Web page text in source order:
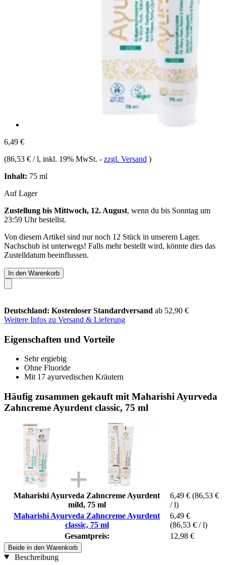
6,49 €
(86,53 € / l, inkl. 19% MwSt. - zzgl. Versand )
Inhalt: 75 ml
Auf Lager
Zustellung bis Mittwoch, 12. August, wenn du bis Sonntag um
23:59 Uhrbestellst.
Von diesem Artikel sind nur noch 12 Stück in unserem Lager.
Nachschub ist unterwegs! Falls mehr bestellt wird, könnte dies das
Zustelldatum beeinflussen.
In den Warenkorb
Deutschland: Kostenloser Standardversand ab 52,90 €
Weitere Infos zu Versand & Lieferung
Eigenschaften und Vorteile
Sehr ergiebig
Ohne Fluoride
Mit 17 ayurvedischen Kräutern
Häufig zusammen gekauft mit Maharishi Ayurveda
Zahncreme Ayurdent classic, 75 ml
Maharishi Ayurveda Zahncreme Ayurdent
mild, 75 ml
6,49 € (86,53 €
/ l)
Maharishi Ayurveda Zahncreme Ayurdent
classic, 75 ml
6,49 €
(86,53 € / l)
Gesamtpreis:
12,98 €
Beide in den Warenkorb
Beschreibung